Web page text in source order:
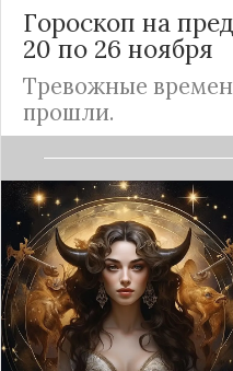
Гороскоп на
20 по 26 ноября
Тревожные
прошли.
Овен (21 марта - 20
На этой неделе у
возможностей для
Будьте открыты для
брать на себя
целеустремленность
успеха во всех